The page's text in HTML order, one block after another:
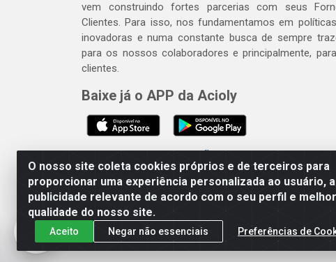
O nosso site coleta cookies próprios e de terceiros para
proporcionar uma experiência personalizada ao usuário,
publicidade relevante de acordo com o seu perfil e
qualidade do nosso site.
Aceito Negar não essenciais Preferências de
vem construindo fortes parcerias com seus
Clientes. Para isso, nos fundamentamos em
inovadoras e numa constante busca de sempre
para os nossos colaboradores e principalmente,
clientes.
Baixe já o APP da Acioly
SE BEBER, NÃO DIRIJA. APRECIE
Acioly Distribuidora - Av Piloto